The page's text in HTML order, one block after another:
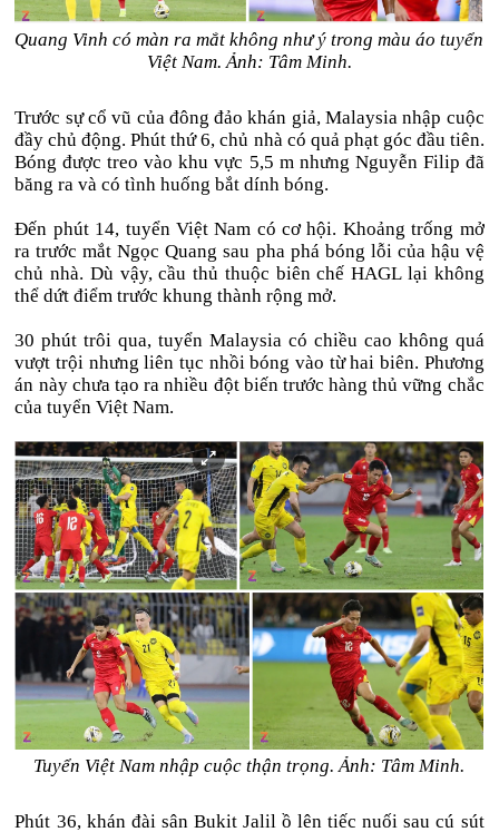
Quang Vinh có màn ra mắt không như ý trong màu áo tuyển
Việt Nam. Ảnh: Tâm Minh.
Trước sự cổ vũ của đông đảo khán giả, Malaysia nhập cuộc
đầy chủ động. Phút thứ 6, chủ nhà có quả phạt góc đầu tiên.
Bóng được treo vào khu vực 5,5 m nhưng Nguyễn Filip đã
băng ra và có tình huống bắt dính bóng.
Đến phút 14, tuyển Việt Nam có cơ hội. Khoảng trống mở
ra trước mắt Ngọc Quang sau pha phá bóng lỗi của hậu vệ
chủ nhà. Dù vậy, cầu thủ thuộc biên chế HAGL lại không
thể dứt điểm trước khung thành rộng mở.
30 phút trôi qua, tuyển Malaysia có chiều cao không quá
vượt trội nhưng liên tục nhồi bóng vào từ hai biên. Phương
án này chưa tạo ra nhiều đột biến trước hàng thủ vững chắc
của tuyển Việt Nam.
Tuyển Việt Nam nhập cuộc thận trọng. Ảnh: Tâm Minh.
Phút 36, khán đài sân Bukit Jalil ồ lên tiếc nuối sau cú sút